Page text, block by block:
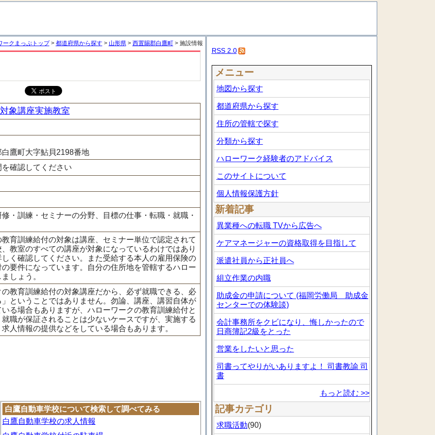
ークまっぷトップ> 都道府県から探す> 山形県> 西置賜郡白鷹町> 施設情報
象講座実施教室
鷹町大字鮎貝2198番地
確認してください
・訓練・セミナーの分野、目標の仕事・転職・就職・
育訓練給付の対象は講座、セミナー単位で認定されて
教室のすべての講座が対象になっているわけではあり
く確認してください。また受給する本人の雇用保険の
要件になっています。自分の住所地を管轄するハロー
しょう。
教育訓練給付の対象講座だから、必ず就職できる、必
ということではありません。勿論、講座、講習自体が
る場合もありますが、ハローワークの教育訓練給付と
職が保証されることは少ないケースですが、実施する
人情報の提供などをしている場合もあります。
白鷹自動車学校について検索して調べてみる
白鷹自動車学校の求人情報
RSS 2.0
メニュー
地図から探す
都道府県から探す
住所の管轄で探す
分類から探す
ハローワーク経験者のアドバイス
このサイトについて
個人情報保護方針
新着記事
異業種への転職 TVから広告へ
ケアマネージャーの資格取得を目指して
派遣社員から正社員へ
組立作業の内職
助成金の申請について (福岡労働局 助成金
センターでの体験談)
会計事務所をクビになり、悔しかったので
日商簿記2級をとった
営業をしたいと思った
司書ってやりがいありますよ！ 司書教諭 司
書
もっと読む >>
記事カテゴリ
求職活動(90)